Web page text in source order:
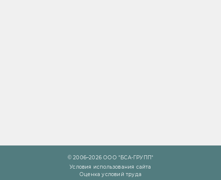
© 2006–2026 ООО "БСА-ГРУПП"
Условия использования сайта
Оценка условий труда